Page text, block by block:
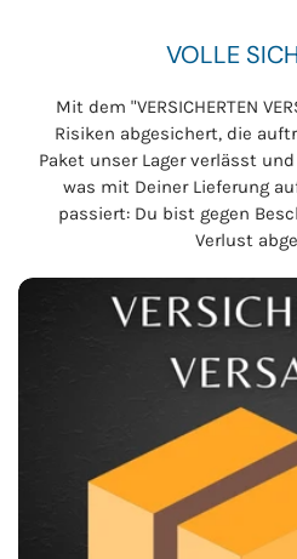
VOLLE
Mit dem "VERSICHERTEN
Risiken abgesichert, die
Paket unser Lager verlässt
was mit Deiner Lieferung
passiert: Du bist gegen
Verlust